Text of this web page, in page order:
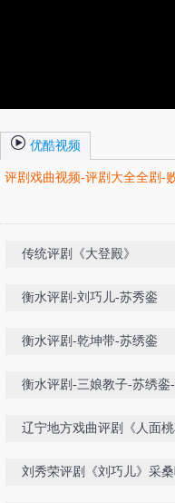
优酷视频
评剧戏曲视频-评剧大全全剧-
传统评剧《大登殿》
衡水评剧-刘巧儿-苏秀銮
衡水评剧-乾坤带-苏绣銮
衡水评剧-三娘教子-苏绣銮-
辽宁地方戏曲评剧《人面桃
刘秀荣评剧《刘巧儿》采